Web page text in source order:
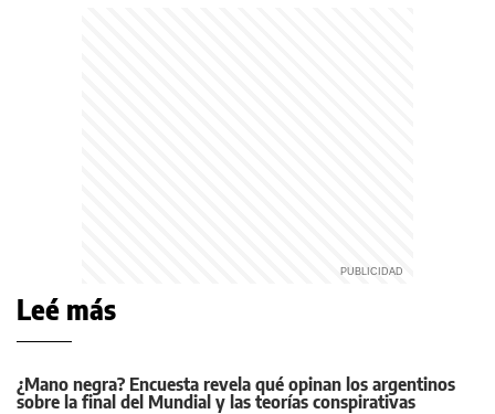
Leé más
¿Mano negra? Encuesta revela qué opinan los argentinos
sobre la final del Mundial y las teorías conspirativas